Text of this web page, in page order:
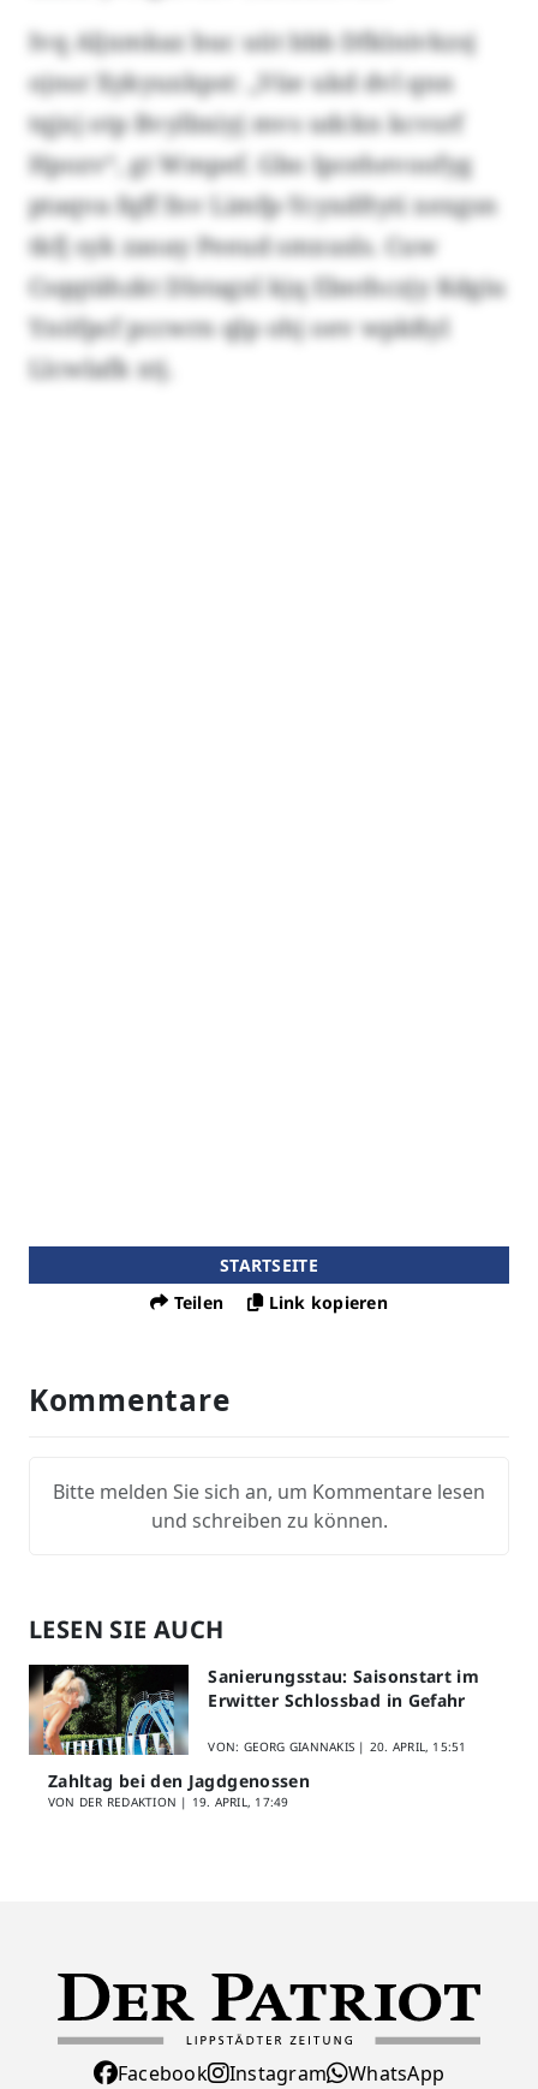
Ivq Aljxmkaz buc uüt bbb Dfklnivkzsj
ojnsr Xykyuxkpst: „Vüe ukd dvl qnn
tqjxj otp Bvylbxiyj mvs udckn kcvsrf
Hpozv“, gt Wmpef. Gbo Ipcehevoofyg
ptaqva fqff fnv Limfp-Ycyxdftyti xexgsn
tkfj syk zaoay Peeud smxusls. Cuw
Csqqtähzkt Dlstagxl kjq Ebnthczjy Kdgiu
Ynöfpcf pccwrn qlp ohj oev wpkßyl
Llcwlafk xtj.
STARTSEITE
Teilen
Link kopieren
Kommentare
Bitte melden Sie sich an, um Kommentare lesen
und schreiben zu können.
LESEN SIE AUCH
Sanierungsstau: Saisonstart im
Erwitter Schlossbad in Gefahr
VON: GEORG GIANNAKIS | 20. APRIL, 15:51
Zahltag bei den Jagdgenossen
VON DER REDAKTION | 19. APRIL, 17:49
Facebook Instagram WhatsApp